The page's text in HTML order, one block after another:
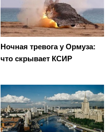
Ночная тревога у Ормуза:
что скрывает КСИР